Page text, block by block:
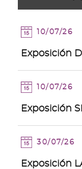
10/07/26
Exposición
10/07/26
Exposición
30/07/26
Exposición